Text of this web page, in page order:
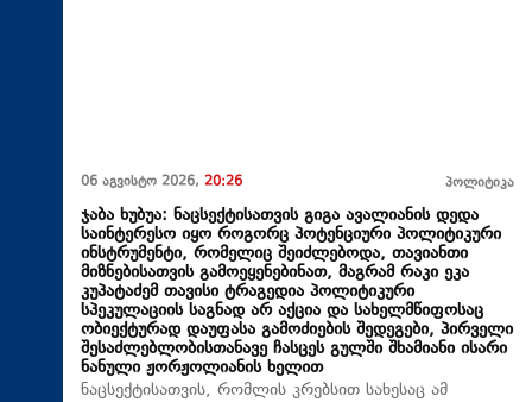
06 აგვისტო 2026, 20:26 პოლიტიკა
ჯაბა ხუბუა: ნაცსექტისათვის გიგა ავალიანის დედა
საინტერესო იყო როგორც პოტენციური პოლიტიკური
ინსტრუმენტი, რომელიც შეიძლებოდა, თავიანთი
მიზნებისათვის გამოეყენებინათ, მაგრამ რაკი ეკა
კუპატაძემ თავისი ტრაგედია პოლიტიკური
სპეკულაციის საგნად არ აქცია და სახელმწიფოსაც
ობიექტურად დაუფასა გამოძიების შედეგები, პირველი
შესაძლებლობისთანავე ჩასცეს გულში შხამიანი ისარი
ნანული ჟორჟოლიანის ხელით
ნაცსექტისათვის, რომლის კრებსით სახესაც ამ